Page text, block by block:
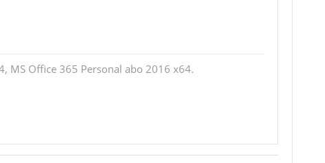
MS Office 365 Personal abo 2016 x64.